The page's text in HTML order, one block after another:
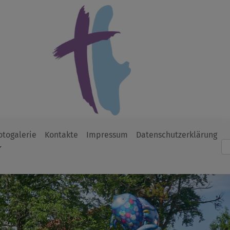
Kontakte Impressum
Datenschutzerklärung